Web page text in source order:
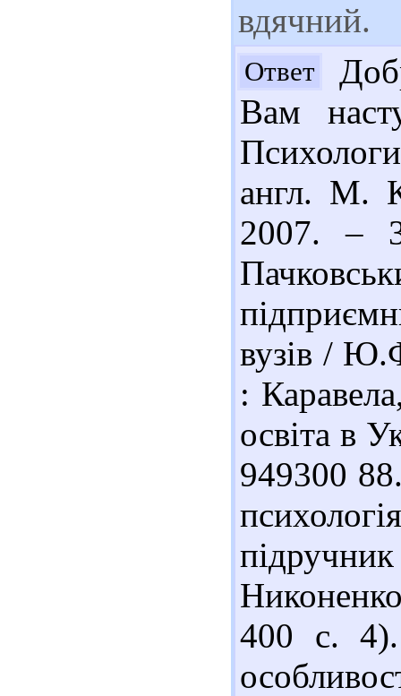
вдячний.
Ответ
Вам
англ. М.
2007. –
вузів /
:
освіта в
949300
400 с.